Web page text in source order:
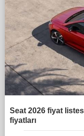
Seat 2026 fiyat
fiyatları